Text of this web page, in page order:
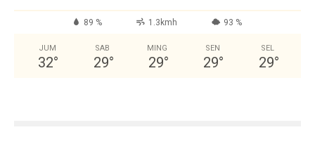
89 % 1.3kmh 93 %
JUM
32°
SAB
29°
MING
29°
SEN
29°
SEL
29°